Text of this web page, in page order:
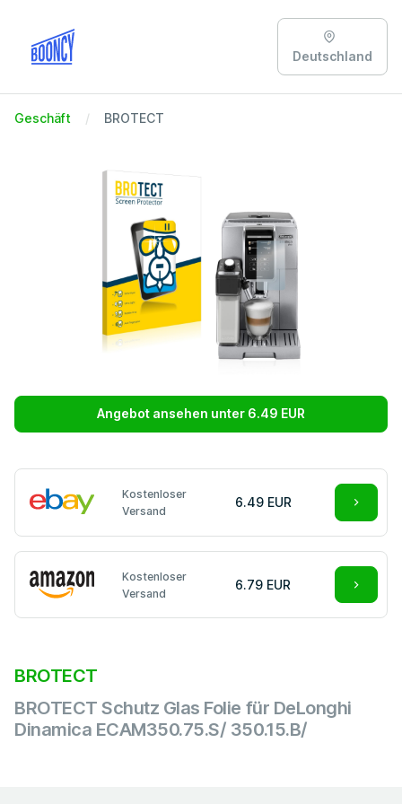
Deutschland
Geschäft BROTECT
Angebot ansehen unter 6.49 EUR
Kostenloser
Versand
6.49 EUR
Kostenloser
Versand
6.79 EUR
BROTECT
BROTECT Schutz Glas Folie für DeLonghi
Dinamica ECAM350.75.S/ 350.15.B/